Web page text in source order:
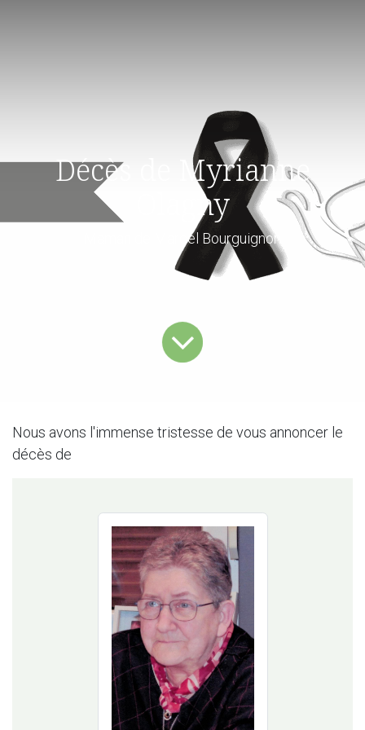
Décès de Myrianne
Olagny
Maman de Marcel Bourguignon
Nous avons l'immense tristesse de vous annoncer le
décès de